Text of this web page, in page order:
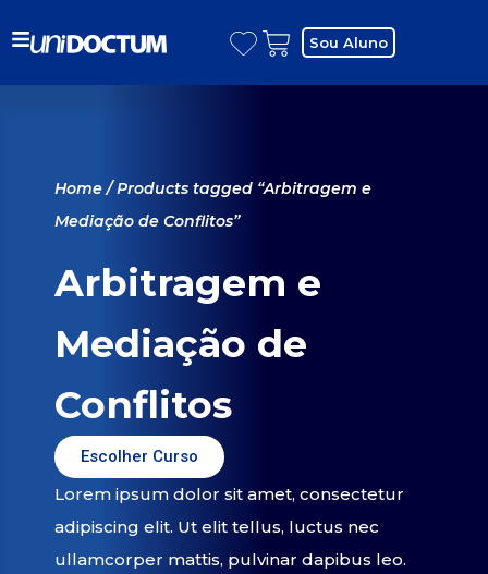
Sou Aluno
Home/ Products tagged “Arbitragem e
Mediação de Conflitos”
Arbitragem e
Mediação de
Conflitos
Escolher Curso
Lorem ipsum dolor sit amet, consectetur
adipiscing elit. Ut elit tellus, luctus nec
ullamcorper mattis, pulvinar dapibus leo.